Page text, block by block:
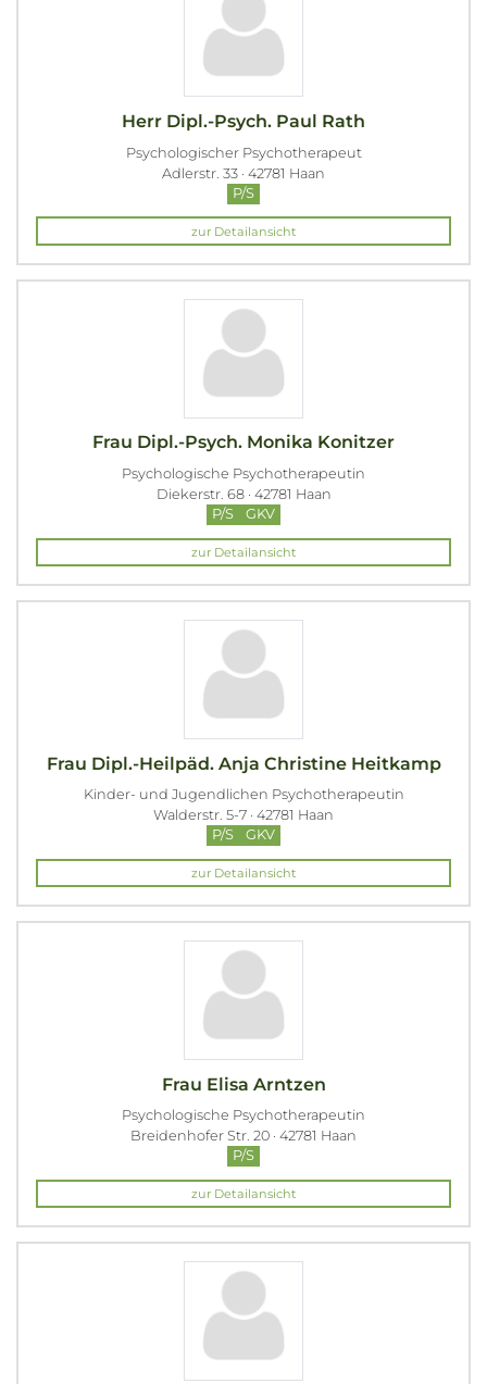
Herr Dipl.-Psych. Paul Rath
Psychologischer Psychotherapeut
Adlerstr. 33 · 42781 Haan
P/S
zur Detailansicht
Frau Dipl.-Psych. Monika Konitzer
Psychologische Psychotherapeutin
Diekerstr. 68 · 42781 Haan
P/S
GKV
zur Detailansicht
Frau Dipl.-Heilpäd. Anja Christine Heitkamp
Kinder- und Jugendlichen Psychotherapeutin
Walderstr. 5-7 · 42781 Haan
P/S
GKV
zur Detailansicht
Frau Elisa Arntzen
Psychologische Psychotherapeutin
Breidenhofer Str. 20 · 42781 Haan
P/S
zur Detailansicht